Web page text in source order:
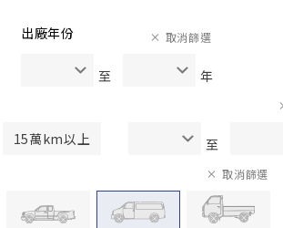
出廠年份
至 年
取消篩選
15萬km以上 至
取消篩選